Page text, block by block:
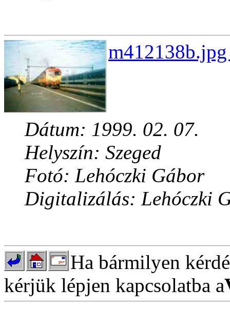
Dátum: 1999. 02. 07.
Helyszín: Szeged
Fotó: Lehóczki Gábor
Digitalizálás: Lehóczki
Ha bármilyen
kérjük lépjen kapcsolatba a